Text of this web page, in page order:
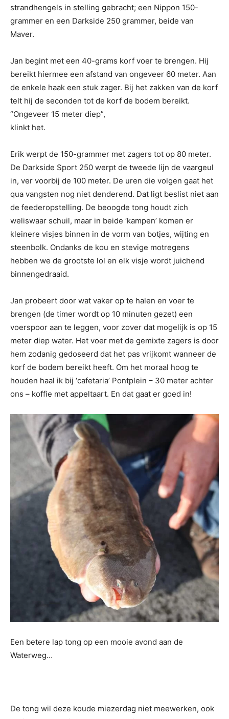
strandhengels in stelling gebracht; een Nippon 150-
grammer en een Darkside 250 grammer, beide van
Maver.
Jan begint met een 40-grams korf voer te brengen. Hij
bereikt hiermee een afstand van ongeveer 60 meter. Aan
de enkele haak een stuk zager. Bij het zakken van de korf
telt hij de seconden tot de korf de bodem bereikt.
“Ongeveer 15 meter diep”,
klinkt het.
Erik werpt de 150-grammer met zagers tot op 80 meter.
De Darkside Sport 250 werpt de tweede lijn de vaargeul
in, ver voorbij de 100 meter. De uren die volgen gaat het
qua vangsten nog niet denderend. Dat ligt beslist niet aan
de feederopstelling. De beoogde tong houdt zich
weliswaar schuil, maar in beide ‘kampen’ komen er
kleinere visjes binnen in de vorm van botjes, wijting en
steenbolk. Ondanks de kou en stevige motregens
hebben we de grootste lol en elk visje wordt juichend
binnengedraaid.
Jan probeert door wat vaker op te halen en voer te
brengen (de timer wordt op 10 minuten gezet) een
voerspoor aan te leggen, voor zover dat mogelijk is op 15
meter diep water. Het voer met de gemixte zagers is door
hem zodanig gedoseerd dat het pas vrijkomt wanneer de
korf de bodem bereikt heeft. Om het moraal hoog te
houden haal ik bij ‘cafetaria’ Pontplein – 30 meter achter
ons – koffie met appeltaart. En dat gaat er goed in!
Een betere lap tong op een mooie avond aan de
Waterweg…
De tong wil deze koude miezerdag niet meewerken, ook